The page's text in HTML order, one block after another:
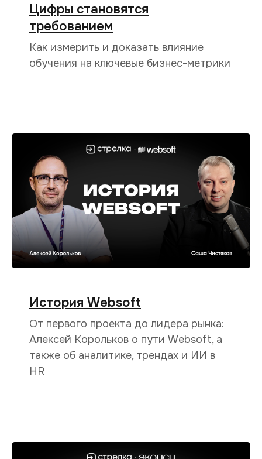
Цифры становятся
требованием
Как измерить и доказать влияние
обучения на ключевые бизнес-метрики
История Websoft
От первого проекта до лидера рынка:
Алексей Корольков о пути Websoft, а
также об аналитике, трендах и ИИ в
HR